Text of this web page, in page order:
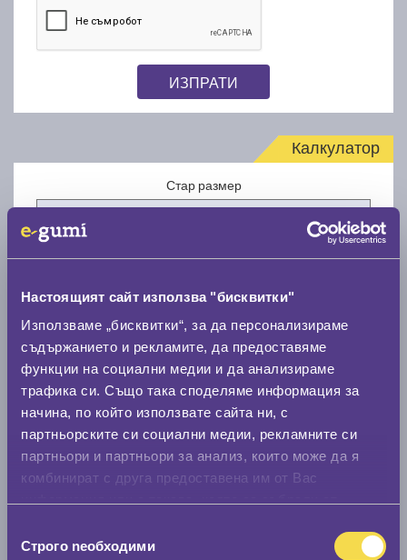
Настоящият сайт използва "бисквитки"
Използваме „бисквитки“, за да персонализираме
съдържанието и рекламите, да предоставяме
функции на социални медии и да анализираме
трафика си. Също така споделяме информация за
начина, по който използвате сайта ни, с
партньорските си социални медии, рекламните си
партньори и партньори за анализ, които може да я
комбинират с друга предоставена им от Вас
наСтрого nеобходими
ИЗПРАТИ
Калкулатор
Стар размер
Нов размер
Стар размер